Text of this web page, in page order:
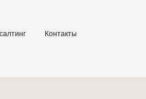
Контакты